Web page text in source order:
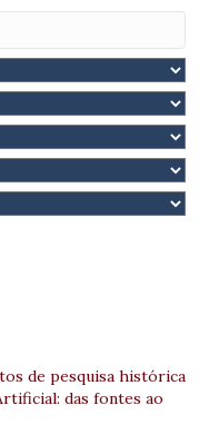
de pesquisa histórica
das fontes ao